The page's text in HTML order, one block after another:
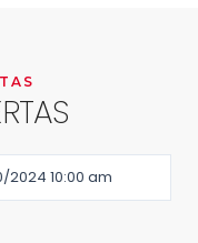
2024 10:00 am